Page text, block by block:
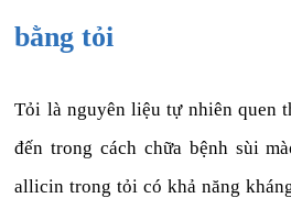
bằng tỏi
Tỏi là nguyên liệu tự nhiên quen
đến trong cách chữa bệnh sùi
allicin trong tỏi có khả năng